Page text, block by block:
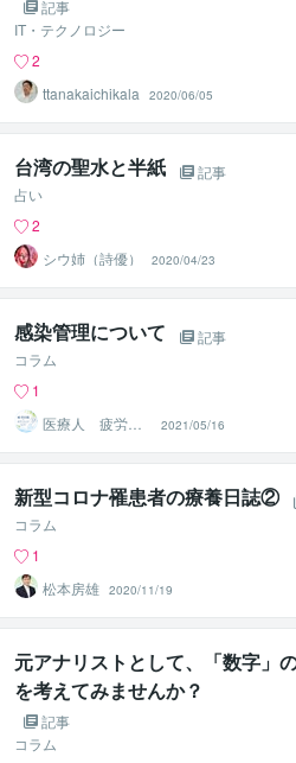
記事
IT・テクノロジー
2
ttanakaichikala
2020/06/05
台湾の聖水と半紙
記事
占い
2
シウ姉（詩優）
2020/04/23
感染管理について
記事
コラム
1
医療人 疲労回
復×ダイエット×
習慣改善
2021/05/16
新型コロナ罹患者の療養日誌②
コラム
1
松本房雄 2020/11/19
元アナリストとして、「数字」
を考えてみませんか？
記事
コラム